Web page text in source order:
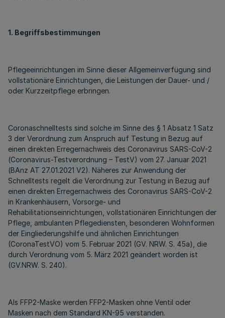
1. Begriffsbestimmungen
Pflegeeinrichtungen im Sinne dieser Allgemeinverfügung sind
vollstationäre Einrichtungen, die Leistungen der Dauer- und /
oder Kurzzeitpflege erbringen.
Coronaschnelltests sind solche im Sinne des § 1 Absatz 1 Satz
3 der Verordnung zum Anspruch auf Testung in Bezug auf
einen direkten Erregernachweis des Coronavirus SARS-CoV-2
(Coronavirus-Testverordnung – TestV) vom 27. Januar 2021
(BAnz AT 27.01.2021 V2). Näheres zur Anwendung der
Schnelltests regelt die Verordnung zur Testung in Bezug auf
einen direkten Erregernachweis des Coronavirus SARS-CoV-2
in Krankenhäusern, Vorsorge- und
Rehabilitationseinrichtungen, vollstationären Einrichtungen der
Pflege, ambulanten Pflegediensten, besonderen Wohnformen
der Eingliederungshilfe und ähnlichen Einrichtungen
(CoronaTestVO) vom 5. Februar 2021 (GV. NRW. S. 45a), die
durch Verordnung vom 5. März 2021 geändert worden ist
(GV.NRW. S. 240).
Als FFP2-Maske werden FFP2-Masken ohne Ventil oder
Masken nach dem Standard KN-95 verstanden.